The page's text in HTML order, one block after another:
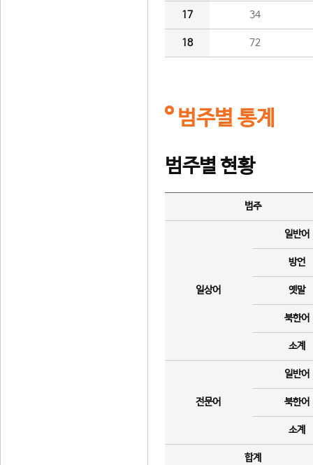
17 34
18 72
범주별 통계
범주별 현황
범주
일상어
일반어
방언
옛말
북한어
소계
전문어
일반어
북한어
소계
합계